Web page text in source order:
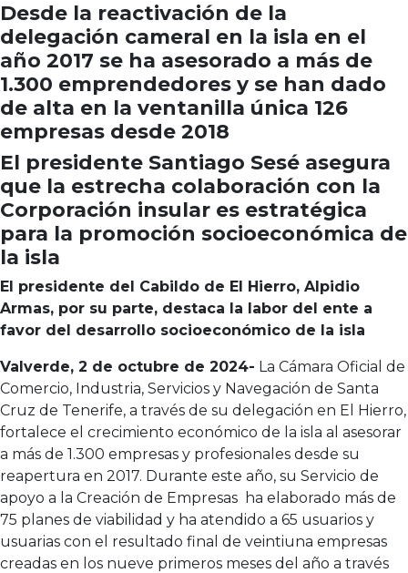
Desde la reactivación de la
delegación cameral en la isla en el
año 2017 se ha asesorado a más de
1.300 emprendedores y se han dado
de alta en la ventanilla única 126
empresas desde 2018
El presidente Santiago Sesé asegura
que la estrecha colaboración con la
Corporación insular es estratégica
para la promoción socioeconómica de
la isla
El presidente del Cabildo de El Hierro, Alpidio
Armas, por su parte, destaca la labor del ente a
favor del desarrollo socioeconómico de la isla
Valverde, 2 de octubre de 2024- La Cámara Oficial de
Comercio, Industria, Servicios y Navegación de Santa
Cruz de Tenerife, a través de su delegación en El Hierro,
fortalece el crecimiento económico de la isla al asesorar
a más de 1.300 empresas y profesionales desde su
reapertura en 2017. Durante este año, su Servicio de
apoyo a la Creación de Empresas ha elaborado más de
75 planes de viabilidad y ha atendido a 65 usuarios y
usuarias con el resultado final de veintiuna empresas
creadas en los nueve primeros meses del año a través